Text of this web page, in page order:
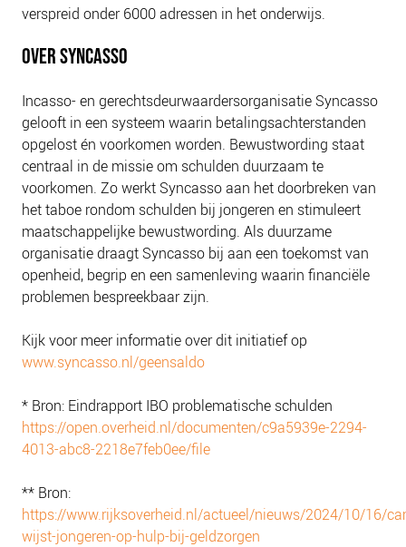
verspreid onder 6000 adressen in het onderwijs.
OVER SYNCASSO
Incasso- en gerechtsdeurwaardersorganisatie Syncasso
gelooft in een systeem waarin betalingsachterstanden
opgelost én voorkomen worden. Bewustwording staat
centraal in de missie om schulden duurzaam te
voorkomen. Zo werkt Syncasso aan het doorbreken van
het taboe rondom schulden bij jongeren en stimuleert
maatschappelijke bewustwording. Als duurzame
organisatie draagt Syncasso bij aan een toekomst van
openheid, begrip en een samenleving waarin financiële
problemen bespreekbaar zijn.
Kijk voor meer informatie over dit initiatief op
www.syncasso.nl/geensaldo
* Bron: Eindrapport IBO problematische schulden
https://open.overheid.nl/documenten/c9a5939e-2294-
4013-abc8-2218e7feb0ee/file
** Bron:
https://www.rijksoverheid.nl/actueel/nieuws/2024/10/16/
wijst-jongeren-op-hulp-bij-geldzorgen